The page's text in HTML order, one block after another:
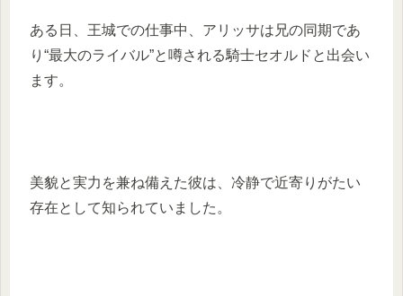
ある日、王城での仕事中、アリッサは兄の同期であ
り“最大のライバル”と噂される騎士セオルドと出会い
ます。
美貌と実力を兼ね備えた彼は、冷静で近寄りがたい
存在として知られていました。